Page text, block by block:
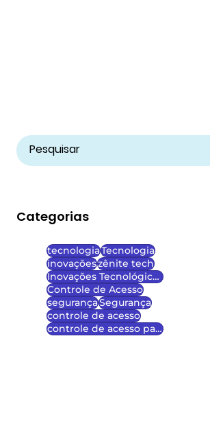
Categorias
tecnologiaTecnologia
inovaçõeszênite tech
Inovações Tecnológicas
Controle de Acesso
segurançaSegurança
controle de acesso
controle de acesso para escolas